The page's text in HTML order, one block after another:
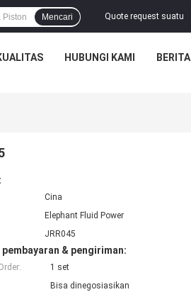
Quote request suatu
Mencari
HUBUNGI KAMI BERITA
Cina
Elephant Fluid Power
JRR045
& pengiriman:
1 set
Bisa dinegosiasikan